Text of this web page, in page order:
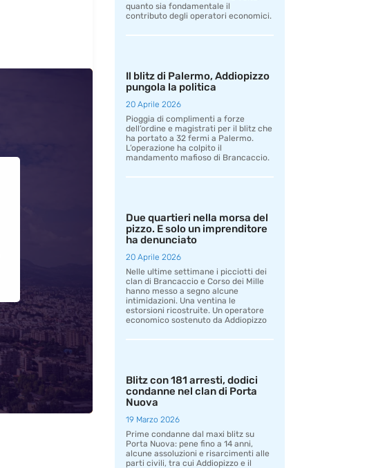
quanto sia fondamentale il
contributo degli operatori economici.
Il blitz di Palermo, Addiopizzo
pungola la politica
20 Aprile 2026
Pioggia di complimenti a forze
dell’ordine e magistrati per il blitz che
ha portato a 32 fermi a Palermo.
L’operazione ha colpito il
mandamento mafioso di Brancaccio.
Due quartieri nella morsa del
pizzo. E solo un imprenditore
ha denunciato
20 Aprile 2026
Nelle ultime settimane i picciotti dei
clan di Brancaccio e Corso dei Mille
hanno messo a segno alcune
intimidazioni. Una ventina le
estorsioni ricostruite. Un operatore
economico sostenuto da Addiopizzo
Blitz con 181 arresti, dodici
condanne nel clan di Porta
Nuova
19 Marzo 2026
Prime condanne dal maxi blitz su
Porta Nuova: pene fino a 14 anni,
alcune assoluzioni e risarcimenti alle
parti civili, tra cui Addiopizzo e il